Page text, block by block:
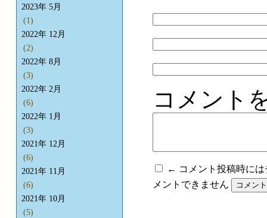
コメント
← コメント投稿時に
メントできません
2023年 5月
(1)
2022年 12月
(2)
2022年 8月
(3)
2022年 2月
(6)
2022年 1月
(3)
2021年 12月
(6)
2021年 11月
(6)
2021年 10月
(5)